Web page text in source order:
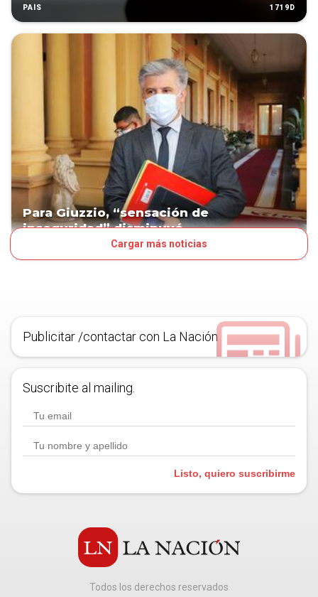
PAÍS 1719D
Para Giuzzio, “sensación de
inseguridad” disminuyó
Cargar más noticias
Publicitar /contactar con La Nación
Suscribite al mailing.
Listo, quiero suscribirme
Todos los derechos reservados